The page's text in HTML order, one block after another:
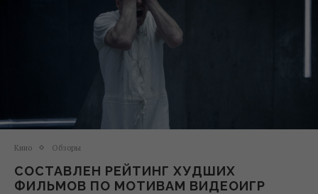
Кино Обзоры
СОСТАВЛЕН РЕЙТИНГ ХУДШИХ
ФИЛЬМОВ ПО МОТИВАМ ВИДЕОИГР